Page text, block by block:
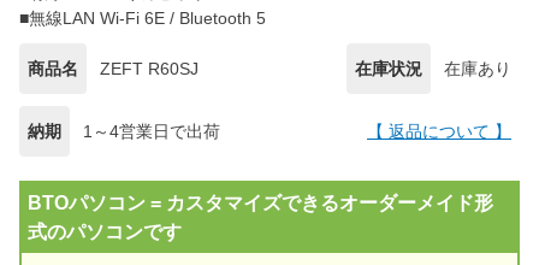
■無線LAN Wi-Fi 6E / Bluetooth 5
商品名 ZEFT R60SJ 在庫状況 在庫あり
納期 1～4営業日で出荷 【 返品について 】
BTOパソコン = カスタマイズできるオーダーメイド形
式のパソコンです